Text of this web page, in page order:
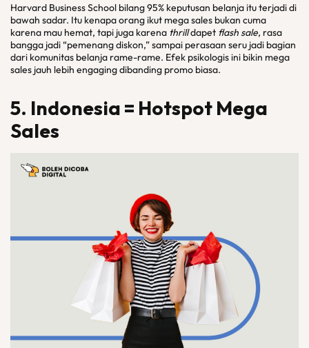
Harvard Business School bilang 95% keputusan belanja itu terjadi di
bawah sadar. Itu kenapa orang ikut mega sales bukan cuma
karena mau hemat, tapi juga karena thrilldapet flash sale, rasa
bangga jadi “pemenang diskon,” sampai perasaan seru jadi bagian
dari komunitas belanja rame-rame. Efek psikologis ini bikin mega
sales jauh lebih engaging dibanding promo biasa.
5. Indonesia = Hotspot Mega
Sales